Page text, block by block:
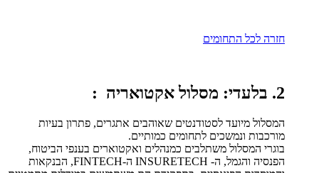
חזרה לכל התחומים
2. בלעדי: מסלול אקטואריה :
המסלול מיועד לסטודנטים שאוהבים אתגרים, פתרון בעיות
מורכבות ונמשכים לתחומים כמותיים.
בוגרי המסלול משתלבים כמנהלים ואקטוארים בענפי הביטוח,
הפנסיה והגמל, ה- INSURETECH ה-FINTECH, הבנקאות